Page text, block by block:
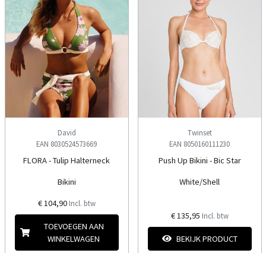
David
EAN 8030524573669
FLORA - Tulip Halterneck
Bikini
€ 104,90 Incl. btw
TOEVOEGEN AAN
WINKELWAGEN
Twinset
EAN 8050160111230
Push Up Bikini - Bic Star
White/Shell
€ 135,95 Incl. btw
BEKIJK PRODUCT